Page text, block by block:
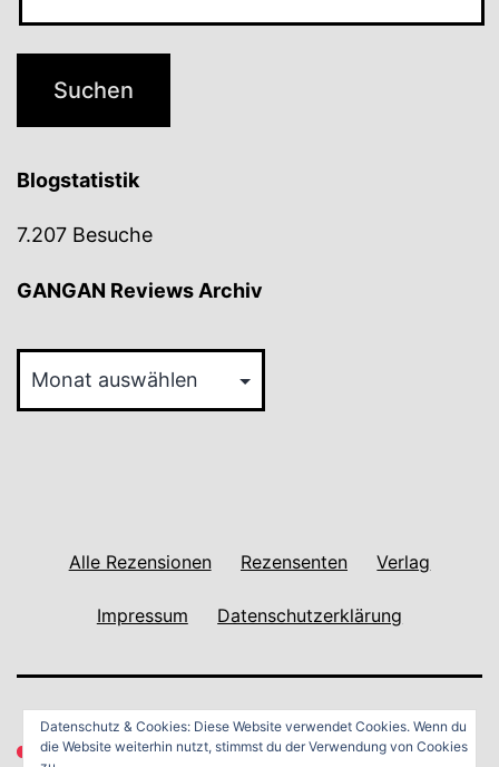
Blogstatistik
7.207 Besuche
GANGAN Reviews Archiv
Reviews
Archiv
Alle Rezensionen Rezensenten Verlag
Impressum Datenschutzerklärung
Datenschutz & Cookies: Diese Website verwendet Cookies. Wenn du
die Website weiterhin nutzt, stimmst du der Verwendung von Cookies